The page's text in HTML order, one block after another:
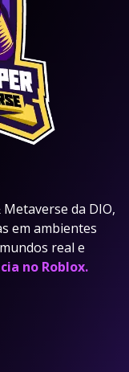
da DIO,
em ambientes
real e
no Roblox.